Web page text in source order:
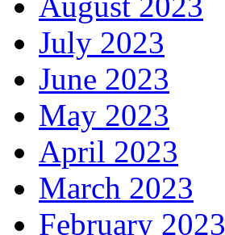
July 2023
June 2023
May 2023
April 2023
March 2023
February 2023